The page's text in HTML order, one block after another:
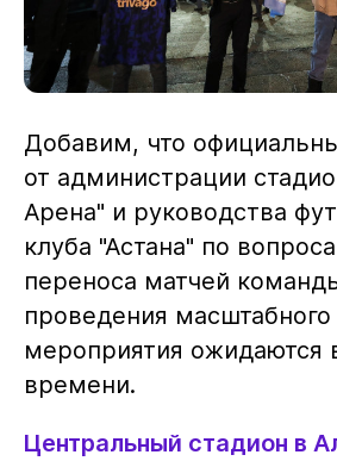
Добавим, что
от администрации
Арена" и руководства
клуба "Астана" по
переноса матчей
проведения
мероприятия ожидаются
времени.
Центральный стадион в